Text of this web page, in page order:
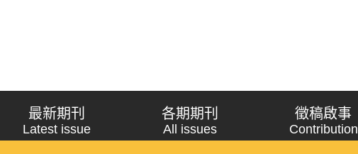
最新期刊
Latest issue
各期期刊
All issues
徵稿啟事
Contribution